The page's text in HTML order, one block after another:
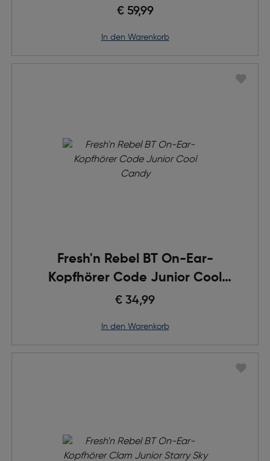
Donut
€ 59,99
in den Warenkorb
Fresh'n Rebel BT On-Ear-
Kopfhörer Code Junior Cool
Candy
€ 34,99
in den Warenkorb